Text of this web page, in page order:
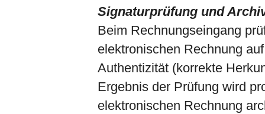
Signaturprüfung und
Beim Rechnungseingang
elektronischen Rechnung
Authentizität (korrekte
Ergebnis der Prüfung wird
elektronischen Rechnung